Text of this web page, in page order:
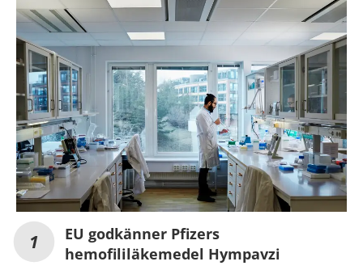
EU godkänner Pfizers
hemofililäkemedel Hympavzi